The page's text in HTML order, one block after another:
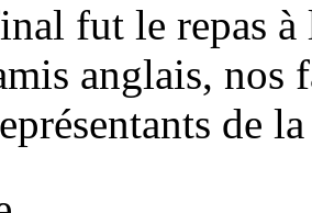
fut le repas à
anglais, nos
de